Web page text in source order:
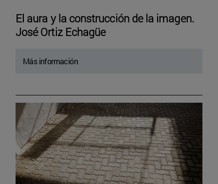
El aura y la construcción de la imagen.
José Ortiz Echagüe
Más información